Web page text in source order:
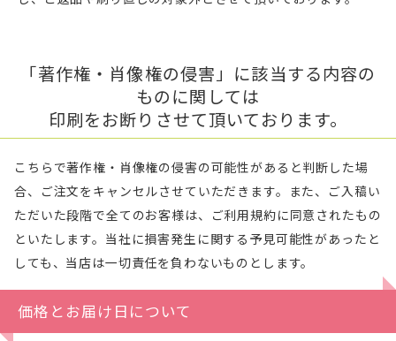
「著作権・肖像権の侵害」に該当する内容の
ものに関しては
印刷をお断りさせて頂いております。
こちらで著作権・肖像権の侵害の可能性があると判断した場
合、ご注文をキャンセルさせていただきます。また、ご入稿い
ただいた段階で全てのお客様は、ご利用規約に同意されたもの
といたします。当社に損害発生に関する予見可能性があったと
しても、当店は一切責任を負わないものとします。
価格とお届け日について